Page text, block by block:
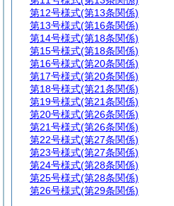
第12号様式(第13条関係)
第13号様式(第16条関係)
第14号様式(第18条関係)
第15号様式(第18条関係)
第16号様式(第20条関係)
第17号様式(第20条関係)
第18号様式(第21条関係)
第19号様式(第21条関係)
第20号様式(第26条関係)
第21号様式(第26条関係)
第22号様式(第27条関係)
第23号様式(第27条関係)
第24号様式(第28条関係)
第25号様式(第28条関係)
第26号様式(第29条関係)